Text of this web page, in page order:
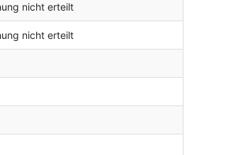
nicht erteilt
nicht erteilt